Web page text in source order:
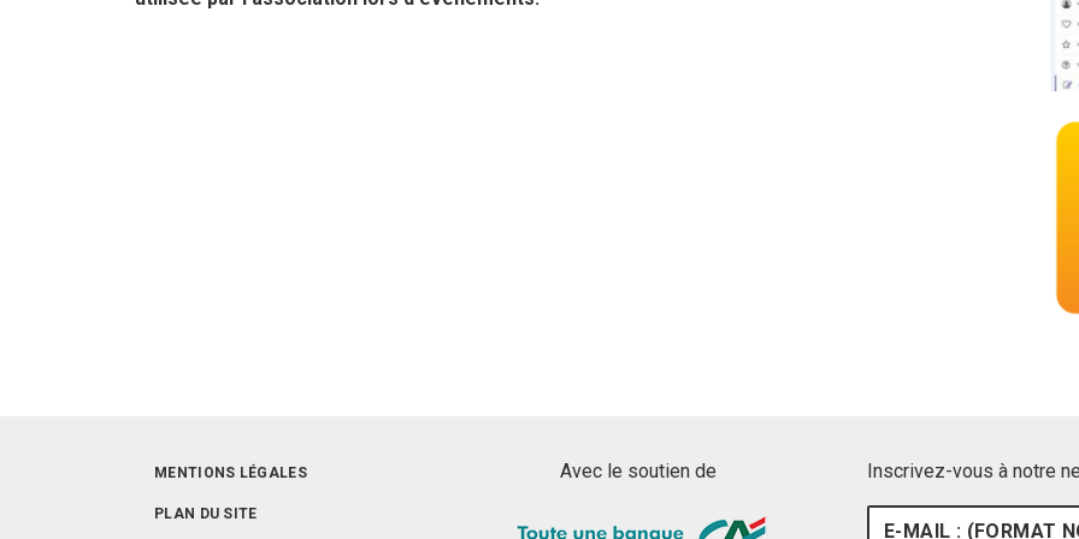
MENTIONS LÉGALES
PLAN DU SITE
Avec le soutien de Inscrivez-vous à notre
E-mail : (format